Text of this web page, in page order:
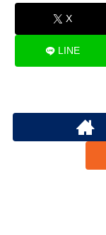
X
LINE